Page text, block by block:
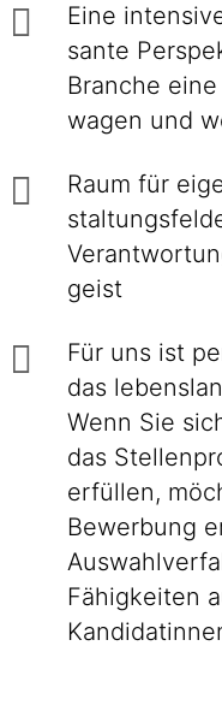
Eine
sante
Branche
wagen und
Raum für
geist
Für uns ist
das
Wenn Sie
das
erfüllen,
Bewerbung
Fähigkeiten